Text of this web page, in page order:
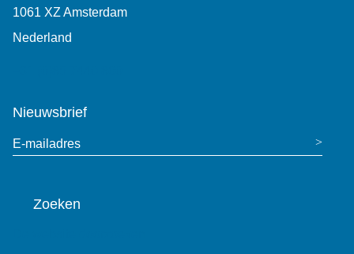
1061 XZ Amsterdam
Nederland
Nieuwsbrief
E-mailadres
Zoeken